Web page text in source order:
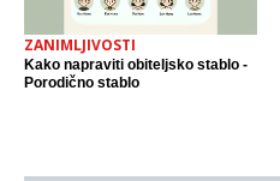
ZANIMLJIVOSTI
Kako napraviti obiteljsko stablo -
Porodično stablo